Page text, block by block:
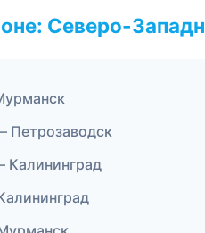
Северо-
Петрозаводск
Калининград